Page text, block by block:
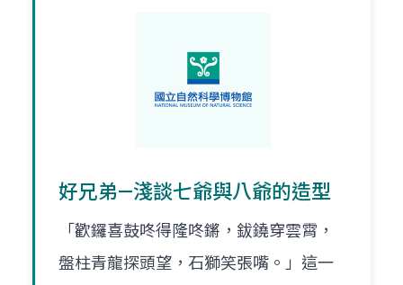
好兄弟—淺談七爺與八爺的造型
「歡鑼喜鼓咚得隆咚鏘，鈸鐃穿雲霄，
盤柱青龍探頭望，石獅笑張嘴。」這一